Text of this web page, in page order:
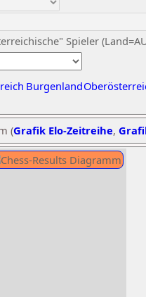
Spieler
Burgenland
(Grafik Elo-Zeitreihe,